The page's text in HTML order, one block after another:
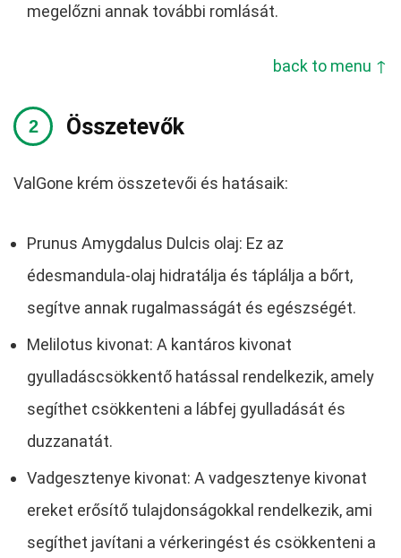
megelőzni annak további romlását.
back to menu ↑
Összetevők
ValGone krém összetevői és hatásaik:
Prunus Amygdalus Dulcis olaj: Ez az
édesmandula-olaj hidratálja és táplálja a bőrt,
segítve annak rugalmasságát és egészségét.
Melilotus kivonat: A kantáros kivonat
gyulladáscsökkentő hatással rendelkezik, amely
segíthet csökkenteni a lábfej gyulladását és
duzzanatát.
Vadgesztenye kivonat: A vadgesztenye kivonat
ereket erősítő tulajdonságokkal rendelkezik, ami
segíthet javítani a vérkeringést és csökkenteni a